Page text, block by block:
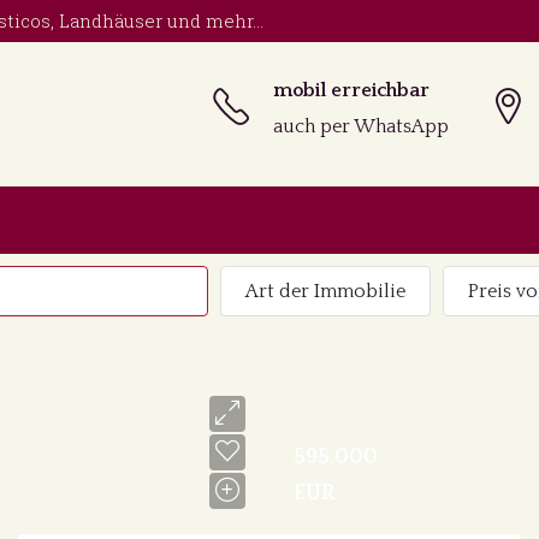
Landhäuser und mehr...
mobil erreichbar
auch per WhatsApp
Art der Immobilie Preis